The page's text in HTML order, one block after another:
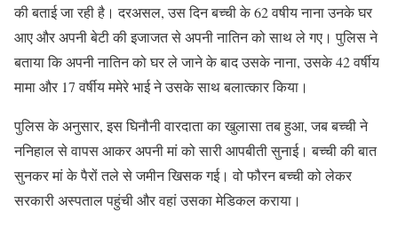
की बताई जा रही है। दरअसल, उस दिन बच्ची के 62 वषीय नाना उनके घर
आए और अपनी बेटी की इजाजत से अपनी नातिन को साथ ले गए। पुलिस ने
बताया कि अपनी नातिन को घर ले जाने के बाद उसके नाना, उसके 42 वर्षीय
मामा और 17 वर्षीय ममेरे भाई ने उसके साथ बलात्कार किया।
पुलिस के अनुसार, इस घिनौनी वारदाता का खुलासा तब हुआ, जब बच्ची ने
ननिहाल से वापस आकर अपनी मां को सारी आपबीती सुनाई। बच्ची की बात
सुनकर मां के पैरों तले से जमीन खिसक गई। वो फौरन बच्ची को लेकर
सरकारी अस्पताल पहुंची और वहां उसका मेडिकल कराया।